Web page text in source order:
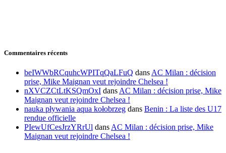
Commentaires récents
beIWWbRCquhcWPITqQaLFuQ dans AC Milan : décision
prise, Mike Maignan veut rejoindre Chelsea !
nXVCZCtLtKSQmOxI dans AC Milan : décision prise, Mike
Maignan veut rejoindre Chelsea !
nauka pływania aqua kołobrzeg dans Benin : La liste des U17
rendue officielle
PIewUfCesJrzYRrUl dans AC Milan : décision prise, Mike
Maignan veut rejoindre Chelsea !